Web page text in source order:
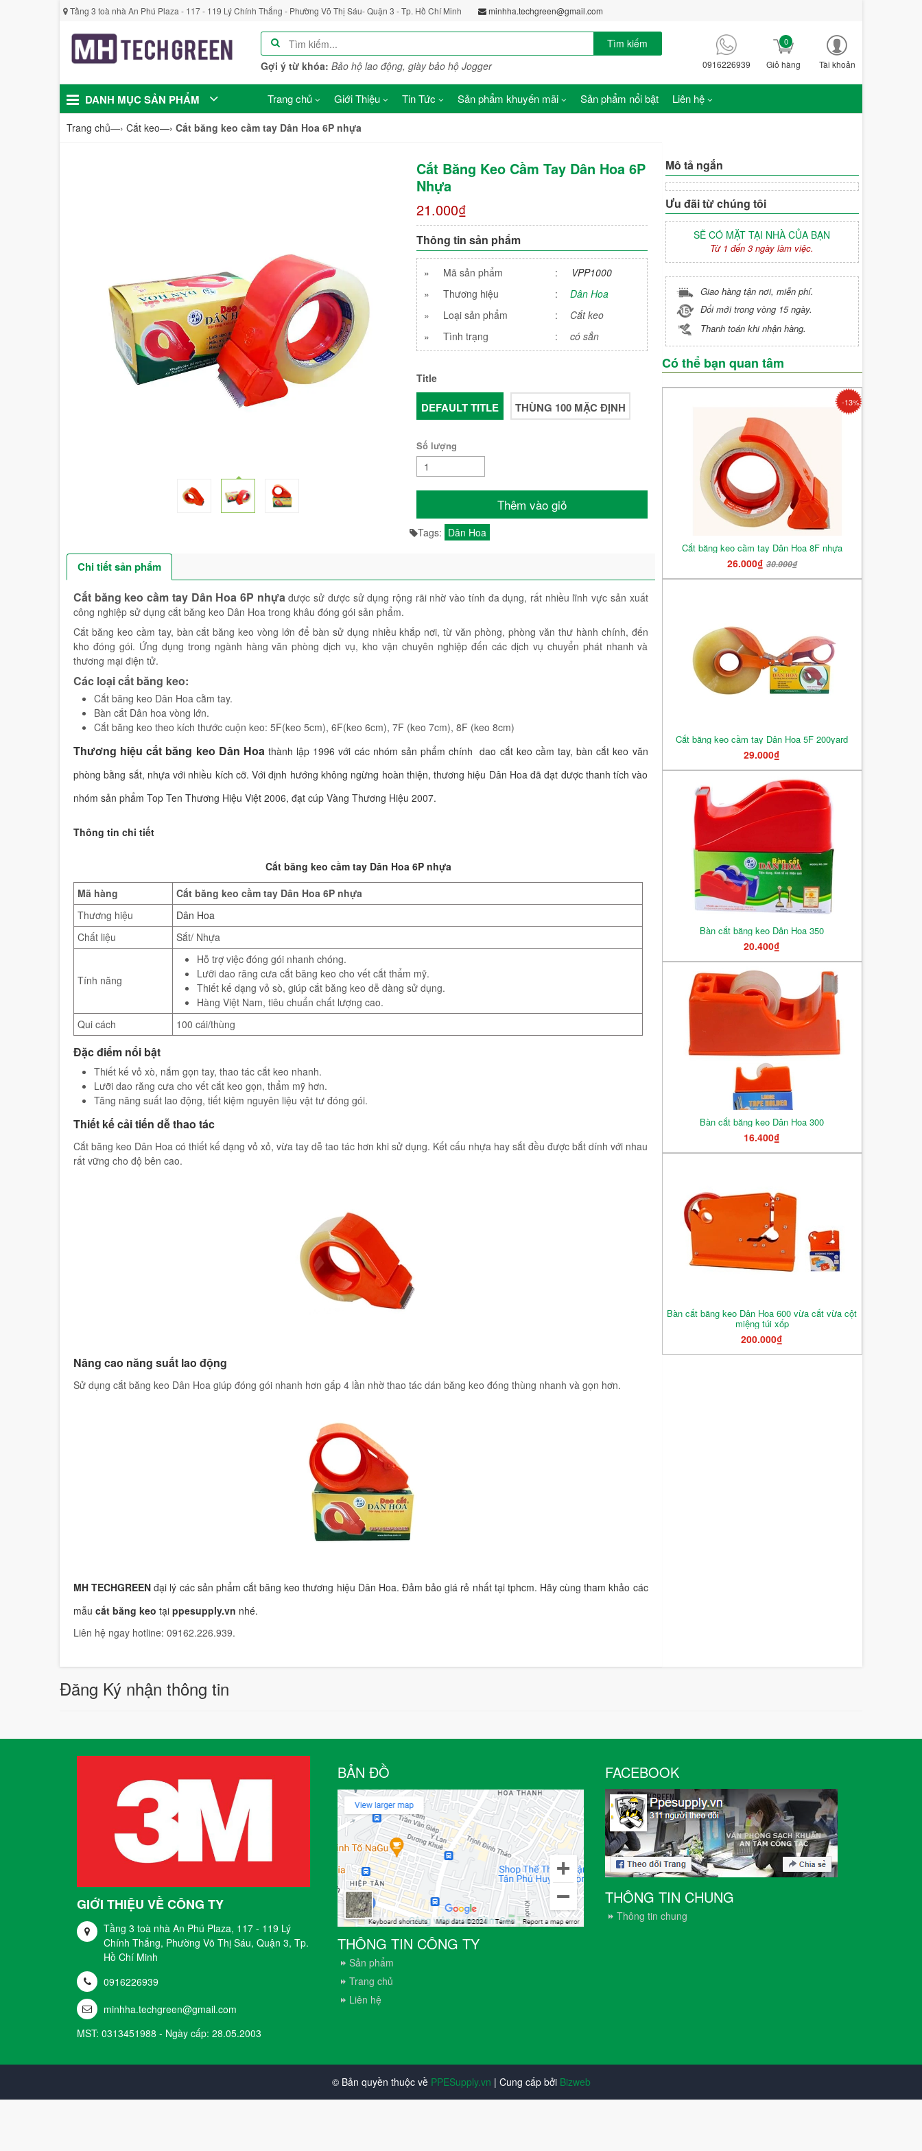
Tầng 3 toà nhà An Phú Plaza - 117 - 119 Lý Chính Thắng - Phường Võ Thị Sáu- Quận 3 - Tp. Hồ Chí Minh minhha.techgreen@gmail.com
Tìm kiếm
Gợi ý từ khóa: Bảo hộ lao động, giày bảo hộ Jogger 0916226939 Giỏ hàng
0
Tài khoản
DANH MỤC SẢN PHẨM Trang chủ Giới Thiệu Tin Tức Sản phẩm khuyến mãi Sản phẩm nổi bật Liên hệ
Trang chủ—› Cắt keo—› Cắt băng keo cầm tay Dân Hoa 6P nhựa
Cắt Băng Keo Cầm Tay Dân Hoa 6P
Nhựa
21.000₫
Thông tin sản phẩm
» Mã sản phẩm :
VPP1000
»
Thương hiệu :
Dân Hoa
»
Loại sản phẩm :
Cắt keo
»
Tình trạng : có sẳn
Title
DEFAULT TITLE THÙNG 100 MẶC ĐỊNH
Số lượng
Thêm vào giỏ
Tags: Dân Hoa
Chi tiết sản phẩm
Cắt băng keo cầm tay Dân Hoa 6P nhựađược sử được sử dụng rộng rãi nhờ vào tính đa dụng, rất nhiều lĩnh vực sản xuất
công nghiệp sử dụng cắt băng keo Dân Hoa trong khâu đóng gói sản phẩm.
Cắt băng keo cầm tay, bàn cắt băng keo vòng lớn để bàn sử dụng nhiều khắp nơi, từ văn phòng, phòng văn thư hành chính, đến
kho đóng gói. Ứng dụng trong ngành hàng văn phòng dịch vụ, kho vận chuyên nghiệp đến các dịch vụ chuyển phát nhanh và
thương mại điện tử.
Các loại cắt băng keo:
Cắt băng keo Dân Hoa cằm tay.
Bàn cắt Dân hoa vòng lớn.
Cắt băng keo theo kích thước cuộn keo: 5F(keo 5cm), 6F(keo 6cm), 7F (keo 7cm), 8F (keo 8cm)
Thương hiệu cắt băng keo Dân Hoathành lập 1996 với các nhóm sản phẩm chính dao cắt keo cầm tay, bàn cắt keo văn
phòng bằng sắt, nhựa với nhiều kích cỡ. Với định hướng không ngừng hoàn thiện, thương hiệu Dân Hoa đã đạt được thanh tích vào
nhóm sản phẩm Top Ten Thương Hiệu Việt 2006, đạt cúp Vàng Thương Hiệu 2007.
Thông tin chi tiết
Cắt băng keo cầm tay Dân Hoa 6P nhựa
Mã hàng
Cắt băng keo cầm tay Dân Hoa 6P nhựa
Thương hiệu
Dân Hoa
Chất liệu
Sắt/ Nhựa
Tính năng
Hỗ trợ việc đóng gói nhanh chóng.
Lưỡi dao răng cưa cắt băng keo cho vết cắt thẩm mỹ.
Thiết kế dạng vỏ sò, giúp cắt băng keo dễ dàng sử dụng.
Hàng Việt Nam, tiêu chuẩn chất lượng cao.
Qui cách
100 cái/thùng
Đặc điểm nổi bật
Thiết kế vỏ xò, nắm gọn tay, thao tác cắt keo nhanh.
Lưỡi dao răng cưa cho vết cắt keo gọn, thẩm mỹ hơn.
Tăng năng suất lao động, tiết kiệm nguyên liệu vật tư đóng gói.
Thiết kế cải tiến dễ thao tác
Cắt băng keo Dân Hoa có thiết kế dạng vỏ xỏ, vừa tay dễ tao tác hơn khi sử dụng. Kết cấu nhựa hay sắt đều được bắt dính với nhau
rất vững cho độ bên cao.
Nâng cao năng suất lao động
Sử dụng cắt băng keo Dân Hoa giúp đóng gói nhanh hơn gấp 4 lần nhờ thao tác dán băng keo đóng thùng nhanh và gọn hơn.
MH TECHGREEN đại lý các sản phẩm cắt băng keo thương hiệu Dân Hoa. Đảm bảo giá rẻ nhất tại tphcm. Hãy cùng tham khảo các
mẫu cắt băng keo tại ppesupply.vn nhé.
Liên hệ ngay hotline: 09162.226.939.
Mô tả ngắn
Ưu đãi từ chúng tôi
SẼ CÓ MẶT TẠI NHÀ CỦA BẠN
Từ 1 đến 3 ngày làm việc.
Giao hàng tận nơi, miễn phí.
Đổi mới trong vòng 15 ngày.
Thanh toán khi nhận hàng.
Có thể bạn quan tâm
-13%
Cắt băng keo cầm tay Dân Hoa 8F nhựa
26.000₫30.000₫
Cắt băng keo cầm tay Dân Hoa 5F 200yard
29.000₫
Bàn cắt băng keo Dân Hoa 350
20.400₫
Bàn cắt băng keo Dân Hoa 300
16.400₫
Bàn cắt băng keo Dân Hoa 600 vừa cắt vừa cột
miệng túi xốp
200.000₫
Đăng Ký nhận thông tin
GIỚI THIỆU VỀ CÔNG TY
Tầng 3 toà nhà An Phú Plaza, 117 - 119 Lý
Chính Thắng, Phường Võ Thị Sáu, Quận 3, Tp.
Hồ Chí Minh
0916226939
minhha.techgreen@gmail.com
MST: 0313451988 - Ngày cấp: 28.05.2003
BẢN ĐỒ
THÔNG TIN CÔNG TY
Sản phẩm
Trang chủ
Liên hệ
FACEBOOK
THÔNG TIN CHUNG
Thông tin chung
© Bản quyền thuộc về PPESupply.vn | Cung cấp bởi Bizweb